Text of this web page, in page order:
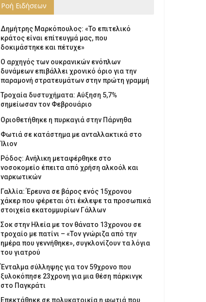
Ροή Ειδήσεων
Δημήτρης Μαρκόπουλος: «Το επιτελικό
κράτος είναι επίτευγμά μας, που
δοκιμάστηκε και πέτυχε»
Ο αρχηγός των ουκρανικών ενόπλων
δυνάμεων επιβάλλει χρονικό όριο για την
παραμονή στρατευμάτων στην πρώτη γραμμή
Τροχαία δυστυχήματα: Αύξηση 5,7%
σημείωσαν τον Φεβρουάριο
Οριοθετήθηκε η πυρκαγιά στην Πάρνηθα
Φωτιά σε κατάστημα με ανταλλακτικά στο
Ίλιον
Ρόδος: Ανήλικη μεταφέρθηκε στο
νοσοκομείο έπειτα από χρήση αλκοόλ και
ναρκωτικών
Γαλλία: Έρευνα σε βάρος ενός 15χρονου
χάκερ που φέρεται ότι έκλεψε τα προσωπικά
στοιχεία εκατομμυρίων Γάλλων
Σοκ στην Ηλεία με τον θάνατο 13χρονου σε
τροχαίο με πατίνι – «Τον γνώριζα από την
ημέρα που γεννήθηκε», συγκλονίζουν τα λόγια
του γιατρού
Ένταλμα σύλληψης για τον 59χρονο που
ξυλοκόπησε 23χρονη για μια θέση πάρκινγκ
στο Παγκράτι
Επεκτάθηκε σε πολυκατοικία η φωτιά που